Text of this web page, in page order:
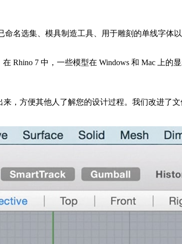
命名选集、模具制造工具、用于雕刻的单线字
Rhino 7 中，一些模型在 Windows 和 Mac 上
，方便其他人了解您的设计过程。我们改进了